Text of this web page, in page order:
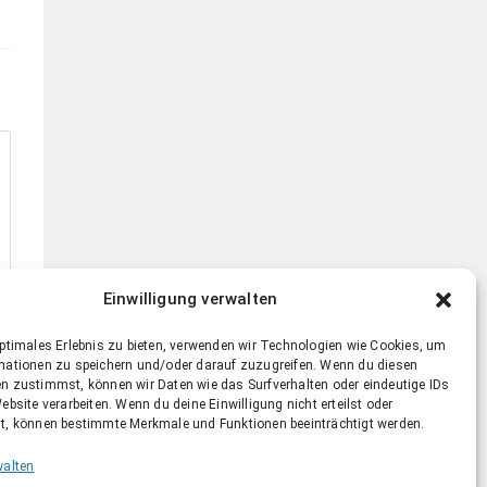
Einwilligung verwalten
Erlebnis zu bieten, verwenden wir Technologien wie Cookies, um
zu speichern und/oder darauf zuzugreifen. Wenn du diesen
zustimmst, können wir Daten wie das Surfverhalten oder eindeutige IDs
verarbeiten. Wenn du deine Einwilligung nicht erteilst oder
können bestimmte Merkmale und Funktionen beeinträchtigt werden.